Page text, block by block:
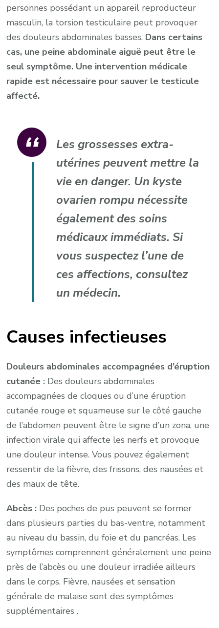
personnes possédant un appareil reproducteur
masculin, la torsion testiculaire peut provoquer
des douleurs abdominales basses. Dans certains
cas, une peine abdominale aiguë peut être le
seul symptôme. Une intervention médicale
rapide est nécessaire pour sauver le testicule
affecté.
Les grossesses extra-
utérines peuvent mettre la
vie en danger. Un kyste
ovarien rompu nécessite
également des soins
médicaux immédiats. Si
vous suspectez l’une de
ces affections, consultez
un médecin.
Causes infectieuses
Douleurs abdominales accompagnées d’éruption
cutanée : Des douleurs abdominales
accompagnées de cloques ou d’une éruption
cutanée rouge et squameuse sur le côté gauche
de l’abdomen peuvent être le signe d’un zona, une
infection virale qui affecte les nerfs et provoque
une douleur intense. Vous pouvez également
ressentir de la fièvre, des frissons, des nausées et
des maux de tête.
Abcès : Des poches de pus peuvent se former
dans plusieurs parties du bas-ventre, notamment
au niveau du bassin, du foie et du pancréas. Les
symptômes comprennent généralement une peine
près de l’abcès ou une douleur irradiée ailleurs
dans le corps. Fièvre, nausées et sensation
générale de malaise sont des symptômes
supplémentaires .